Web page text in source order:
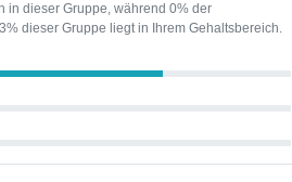
in dieser Gruppe, während 0% der
dieser Gruppe liegt in Ihrem Gehaltsbereich.